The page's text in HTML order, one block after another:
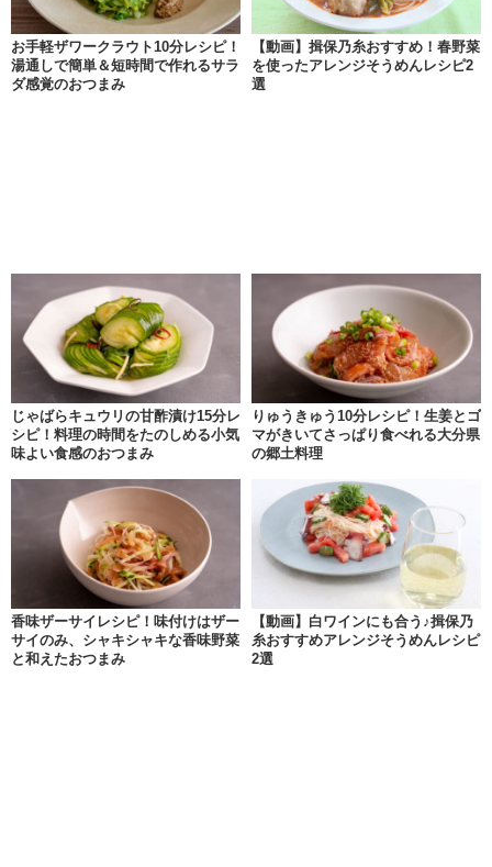
お手軽ザワークラウト10分レシピ！
湯通しで簡単＆短時間で作れるサラ
ダ感覚のおつまみ
【動画】揖保乃糸おすすめ！春野菜
を使ったアレンジそうめんレシピ2
選
じゃばらキュウリの甘酢漬け15分レ
シピ！料理の時間をたのしめる小気
味よい食感のおつまみ
りゅうきゅう10分レシピ！生姜とゴ
マがきいてさっぱり食べれる大分県
の郷土料理
香味ザーサイレシピ！味付けはザー
サイのみ、シャキシャキな香味野菜
と和えたおつまみ
【動画】白ワインにも合う♪揖保乃
糸おすすめアレンジそうめんレシピ
2選